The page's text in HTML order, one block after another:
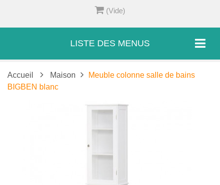
(Vide)
LISTE DES MENUS
Accueil Maison
Meuble colonne salle de bains
BIGBEN blanc